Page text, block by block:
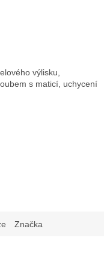
výlisku,
s maticí, uchycení
Značka